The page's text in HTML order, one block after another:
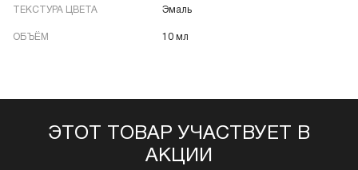
ТЕКСТУРА ЦВЕТА Эмаль
ОБЪЁМ 10 мл
ЭТОТ ТОВАР УЧАСТВУЕТ В
АКЦИИ